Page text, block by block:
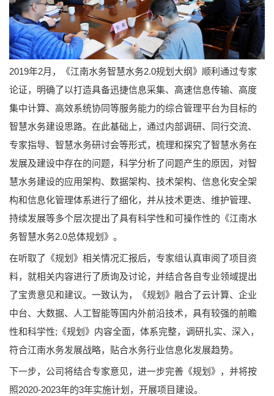
2019年2月，《江南水务智慧水务2.0规划大纲》顺利通过专家
论证，明确了以打造具备迅捷信息采集、高速信息传输、高度
集中计算、高效系统协同等服务能力的综合管理平台为目标的
智慧水务建设思路。在此基础上，通过内部调研、同行交流、
专家指导、智慧水务研讨会等形式，梳理和探究了智慧水务在
发展及建设中存在的问题，科学分析了问题产生的原因，对智
慧水务建设的应用架构、数据架构、技术架构、信息化安全架
构和信息化管理体系进行了细化，并从技术更迭、维护管理、
持续发展等多个层次提出了具有科学性和可操作性的《江南水
务智慧水务2.0总体规划》。
在听取了《规划》相关情况汇报后，专家组认真审阅了项目资
料，就相关内容进行了质询及讨论，并结合各自专业领域提出
了宝贵意见和建议。一致认为，《规划》融合了云计算、企业
中台、大数据、人工智能等国内外前沿技术，具有较强的前瞻
性和科学性;《规划》内容全面，体系完整，调研扎实、深入，
符合江南水务发展战略，贴合水务行业信息化发展趋势。
下一步，公司将结合专家意见，进一步完善《规划》，并将按
照2020-2023年的3年实施计划，开展项目建设。